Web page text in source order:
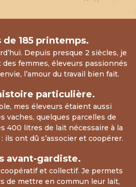
de 185 printemps.
Depuis presque 2 siècles, je
femmes, éleveurs passionnés
l’amour du travail bien fait.
particulière.
mes éleveurs étaient aussi
vaches, quelques parcelles de
400 litres de lait nécessaire à la
ils ont dû s’associer et coopérer.
avant-gardiste.
et collectif. Je permets
de mettre en commun leur lait,